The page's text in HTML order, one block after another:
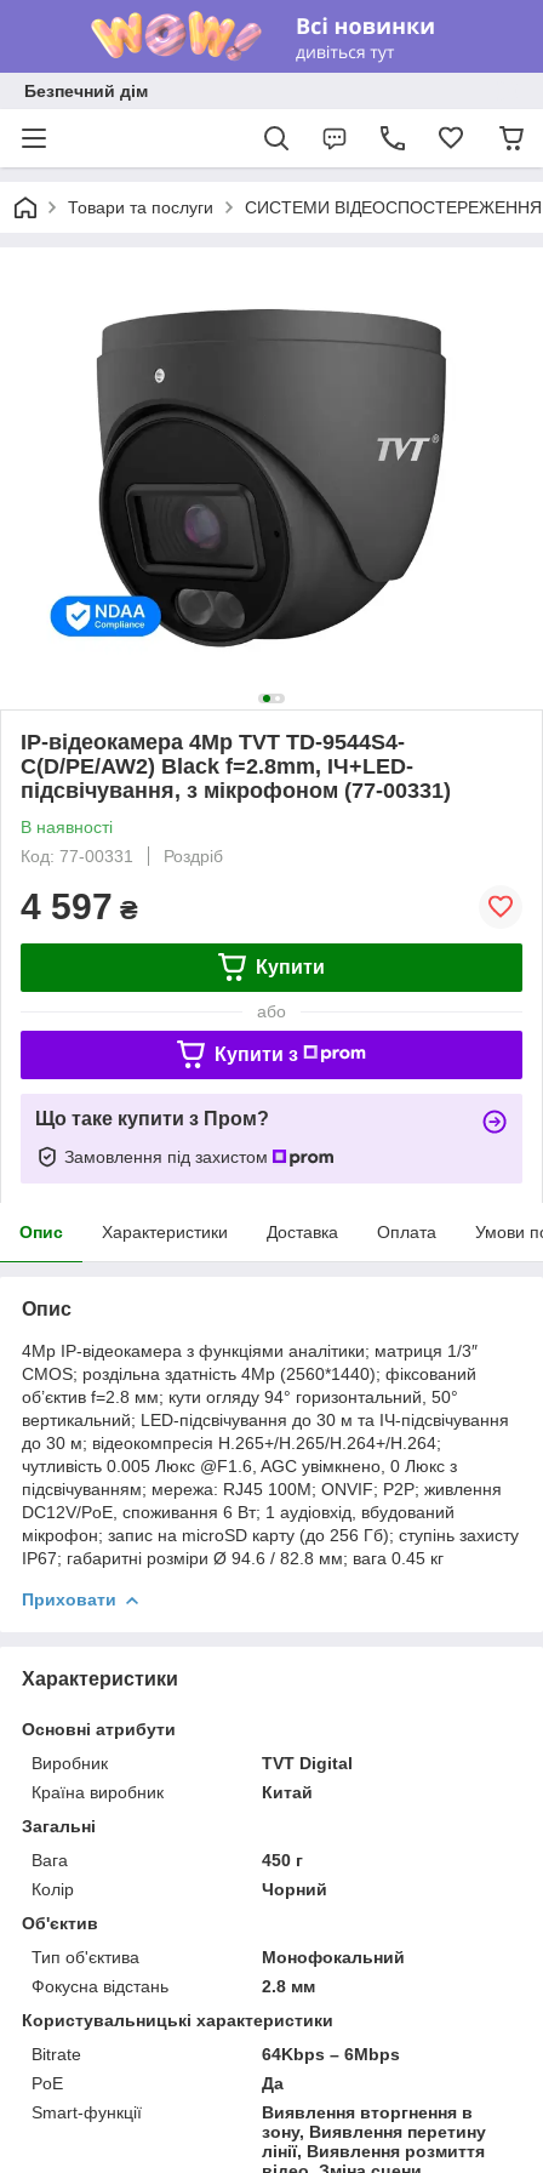
Безпечний дім
Товари та послуги СИСТЕМИ ВІДЕОСПОСТЕРЕЖЕННЯ
IP-відеокамера 4Mp TVT TD-9544S4-
C(D/PE/AW2) Black f=2.8mm, ІЧ+LED-
підсвічування, з мікрофоном (77-00331)
В наявності
Код: 77-00331
Роздріб
4 597 ₴
Купити
або
Купити з
Що таке купити з Пром?
Замовлення під захистом
Опис Характеристики Доставка Оплата Умови
Опис
4Mp IP-відеокамера з функціями аналітики; матриця 1/3″
CMOS; роздільна здатність 4Mp (2560*1440); фіксований
об’єктив f=2.8 мм; кути огляду 94° горизонтальний, 50°
вертикальний; LED-підсвічування до 30 м та ІЧ-підсвічування
до 30 м; відеокомпресія H.265+/H.265/H.264+/H.264;
чутливість 0.005 Люкс @F1.6, AGC увімкнено, 0 Люкс з
підсвічуванням; мережа: RJ45 100M; ONVIF; P2P; живлення
DC12V/PoE, споживання 6 Вт; 1 аудіовхід, вбудований
мікрофон; запис на microSD карту (до 256 Гб); ступінь захисту
IP67; габаритні розміри Ø 94.6 / 82.8 мм; вага 0.45 кг
Приховати
Характеристики
Основні атрибути
Виробник
TVT Digital
Країна виробник
Китай
Загальні
Вага
450 г
Колір
Чорний
Об'єктив
Тип об'єктива
Монофокальний
Фокусна відстань
2.8 мм
Користувальницькі характеристики
Bitrate
64Kbps – 6Mbps
PoE
Да
Smart-функції
Виявлення вторгнення в
зону, Виявлення перетину
лінії, Виявлення розмиття